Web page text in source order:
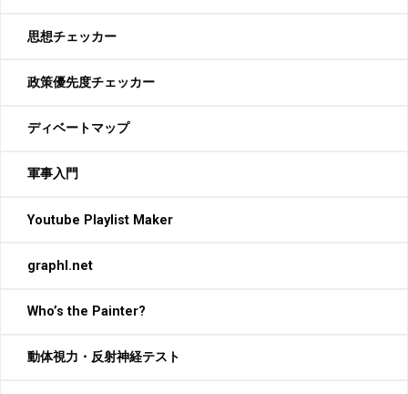
思想チェッカー
政策優先度チェッカー
ディベートマップ
軍事入門
Youtube Playlist Maker
graphl.net
Who’s the Painter?
動体視力・反射神経テスト